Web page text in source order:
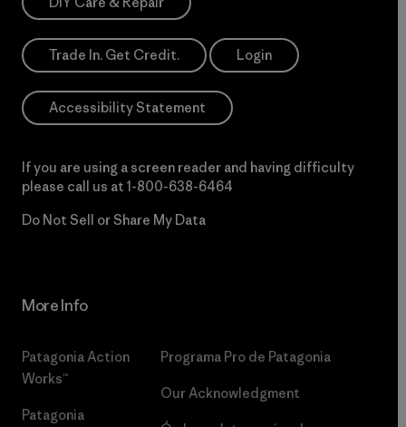
Trade In. Get Credit. Login
Accessibility Statement
If you are using a screen reader and having difficulty
please call us at 1-800-638-6464
Do Not Sell or Share My Data
More Info
Patagonia Action
Works™
Patagonia
Programa Pro de Patagonia
Our Acknowledgment